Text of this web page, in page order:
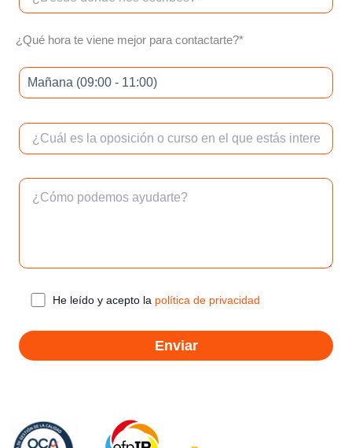
¿Qué hora te viene mejor para contactarte?*
He leído y acepto la política de privacidad